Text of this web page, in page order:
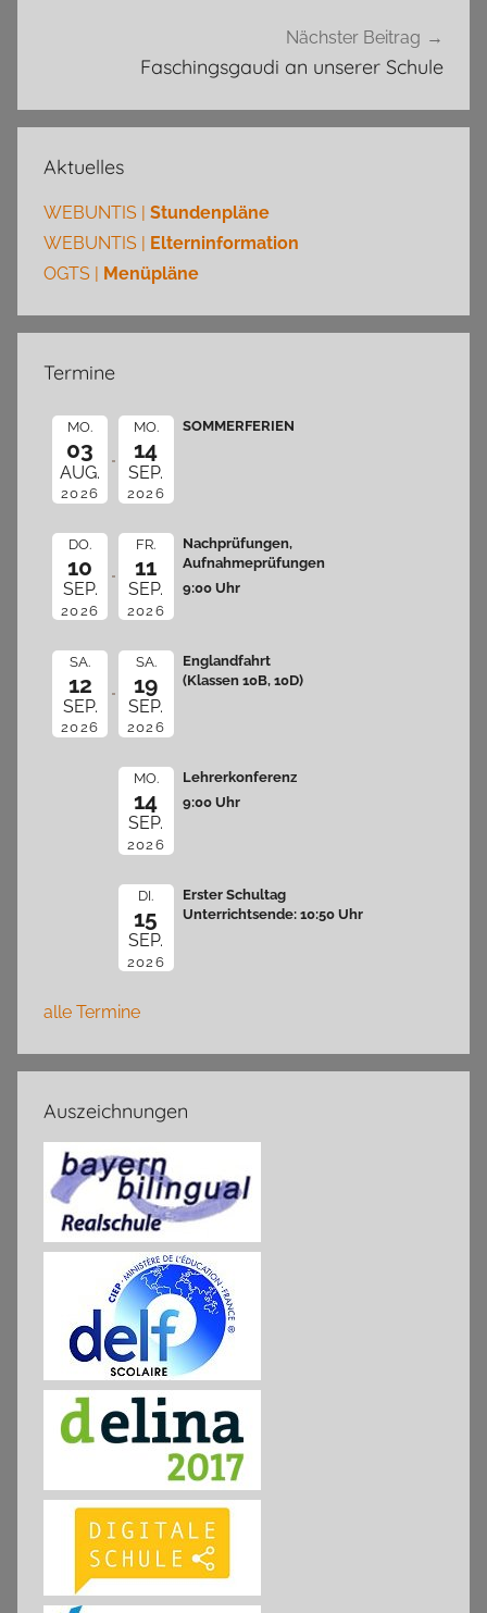
Nächster Beitrag
Faschingsgaudi an unserer Schule
Aktuelles
WEBUNTIS | Stundenpläne
WEBUNTIS | Elterninformation
OGTS | Menüpläne
Termine
MO.
03
AUG.
2026
MO.
14
SEP.
2026
SOMMERFERIEN
DO.
10
SEP.
2026
FR.
11
SEP.
2026
Nachprüfungen,
Aufnahmeprüfungen
9:00 Uhr
SA.
12
SEP.
2026
SA.
19
SEP.
2026
Englandfahrt
(Klassen 10B, 10D)
MO.
14
SEP.
2026
Lehrerkonferenz
9:00 Uhr
DI.
15
SEP.
2026
Erster Schultag
Unterrichtsende: 10:50 Uhr
alle Termine
Auszeichnungen